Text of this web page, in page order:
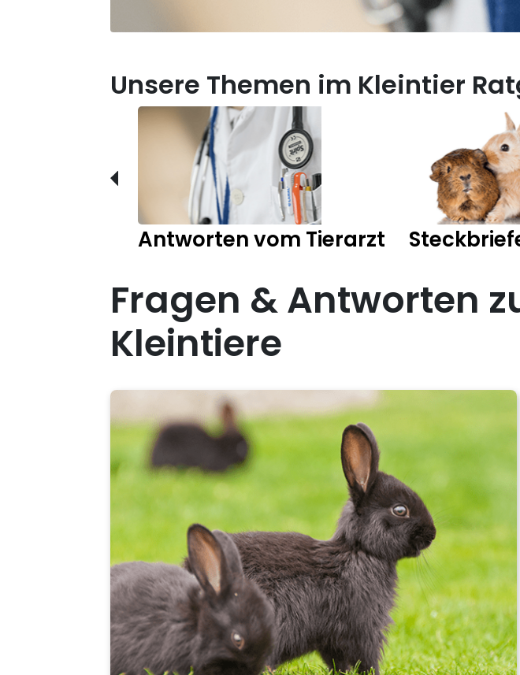
Unsere Themen im Kleintier
Antworten vom Tierarzt
Fragen & Antworten
Kleintiere